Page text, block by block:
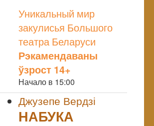
Уникальный мир
закулисья Большого
театра Беларуси
Рэкамендаваны
ўзрост 14+
Начало в 15:00
Джузепе Вердзі
НАБУКА